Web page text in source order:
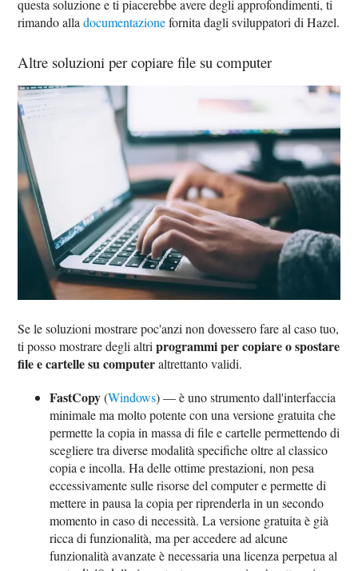
questa soluzione e ti piacerebbe avere degli approfondimenti, ti
rimando alladocumentazionefornita dagli sviluppatori di Hazel.
Altre soluzioni per copiare file su computer
Se le soluzioni mostrare poc'anzi non dovessero fare al caso tuo,
ti posso mostrare degli altriprogrammi per copiare o spostare
file e cartelle su computeraltrettanto validi.
FastCopy(Windows) — è uno strumento dall'interfaccia
minimale ma molto potente con una versione gratuita che
permette la copia in massa di file e cartelle permettendo di
scegliere tra diverse modalità specifiche oltre al classico
copia e incolla. Ha delle ottime prestazioni, non pesa
eccessivamente sulle risorse del computer e permette di
mettere in pausa la copia per riprenderla in un secondo
momento in caso di necessità. La versione gratuita è già
ricca di funzionalità, ma per accedere ad alcune
funzionalità avanzate è necessaria una licenza perpetua al